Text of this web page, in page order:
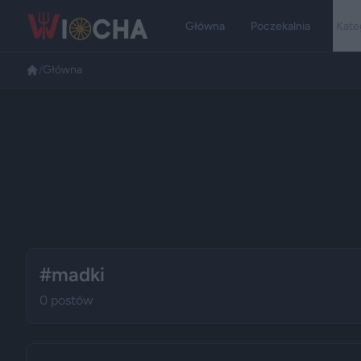
Główna Poczekalnia
Główna
#madki
0 postów